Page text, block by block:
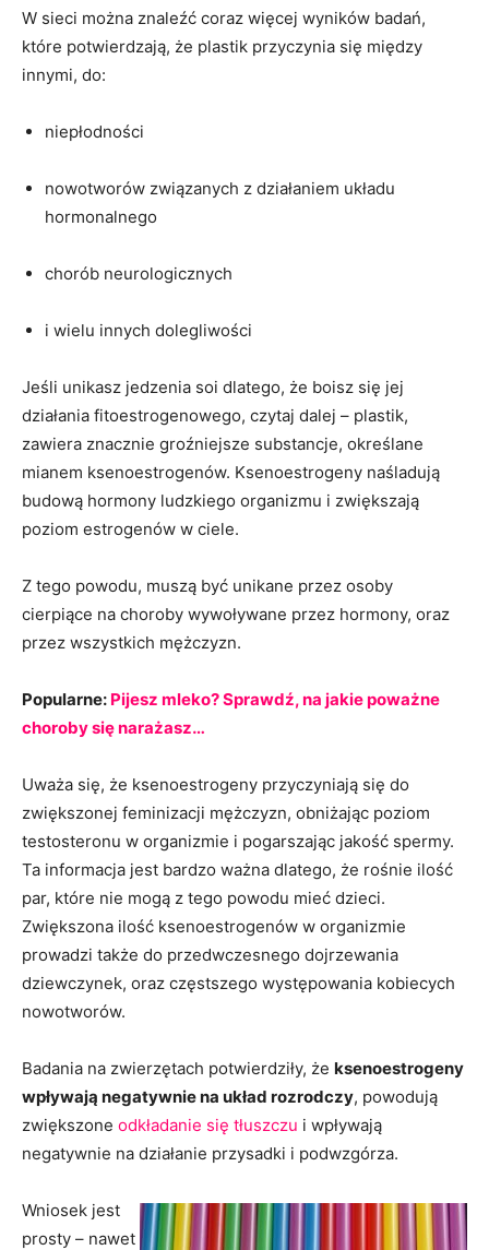
W sieci można znaleźć coraz więcej wyników badań,
które potwierdzają, że plastik przyczynia się między
innymi, do:
niepłodności
nowotworów związanych z działaniem układu
hormonalnego
chorób neurologicznych
i wielu innych dolegliwości
Jeśli unikasz jedzenia soi dlatego, że boisz się jej
działania fitoestrogenowego, czytaj dalej – plastik,
zawiera znacznie groźniejsze substancje, określane
mianem ksenoestrogenów. Ksenoestrogeny naśladują
budową hormony ludzkiego organizmu i zwiększają
poziom estrogenów w ciele.
Z tego powodu, muszą być unikane przez osoby
cierpiące na choroby wywoływane przez hormony, oraz
przez wszystkich mężczyzn.
Popularne: Pijesz mleko? Sprawdź, na jakie poważne
choroby się narażasz…
Uważa się, że ksenoestrogeny przyczyniają się do
zwiększonej feminizacji mężczyzn, obniżając poziom
testosteronu w organizmie i pogarszając jakość spermy.
Ta informacja jest bardzo ważna dlatego, że rośnie ilość
par, które nie mogą z tego powodu mieć dzieci.
Zwiększona ilość ksenoestrogenów w organizmie
prowadzi także do przedwczesnego dojrzewania
dziewczynek, oraz częstszego występowania kobiecych
nowotworów.
Badania na zwierzętach potwierdziły, że ksenoestrogeny
wpływają negatywnie na układ rozrodczy, powodują
zwiększone odkładanie się tłuszczu i wpływają
negatywnie na działanie przysadki i podwzgórza.
Wniosek jest
prosty – nawet